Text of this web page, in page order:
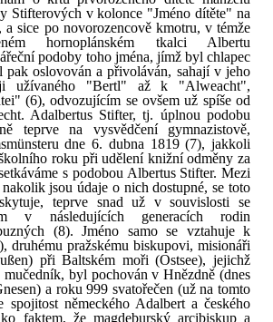
Stifterových v kolonce "Jméno dítěte" na
sice po novorozencově kmotru, v témže
hornoplánském tkalci Albertu
podoby toho jména, jímž byl chlapec
pak oslovován a přivoláván, sahají v jeho
užívaného "Bertl" až k "Alweacht",
(6), odvozujícím se ovšem už spíše od
Adalbertus Stifter, tj. úplnou podobu
teprve na vysvědčení gymnazistově,
dne 6. dubna 1819 (7), jakkoli
roku při udělení knižní odměny za
s podobou Albertus Stifter. Mezi
jsou údaje o nich dostupné, se toto
teprve snad už v souvislosti se
v následujících generacích rodin
(8). Jméno samo se vztahuje k
druhému pražskému biskupovi, misionáři
při Baltském moři (Ostsee), jejichž
byl pochován v Hnězdně (dnes
a roku 999 svatořečen (už na tomto
spojitost německého Adalbert a českého
faktem, že magdeburský arcibiskup a